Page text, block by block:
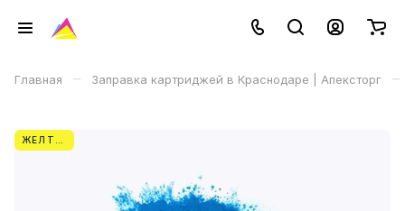
Главная – Заправка картриджей в Краснодаре | Апексторг –